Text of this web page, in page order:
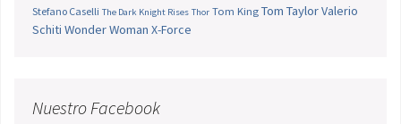
Stefano Caselli The Dark Knight Rises Thor Tom King Tom TaylorValerio
Schiti Wonder Woman X-Force
Nuestro Facebook